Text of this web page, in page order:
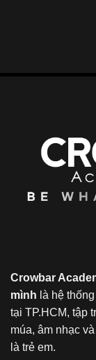
Crowbar
mình là hệ
tại TP.HCM, tập
múa, âm nhạc
là trẻ em.